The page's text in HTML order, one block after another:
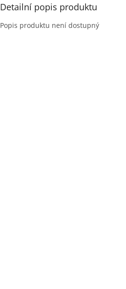
Detailní popis produktu
Popis produktu není dostupný